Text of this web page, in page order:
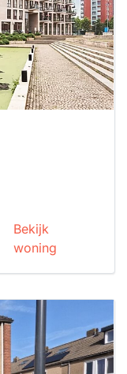
Bekijk
woning